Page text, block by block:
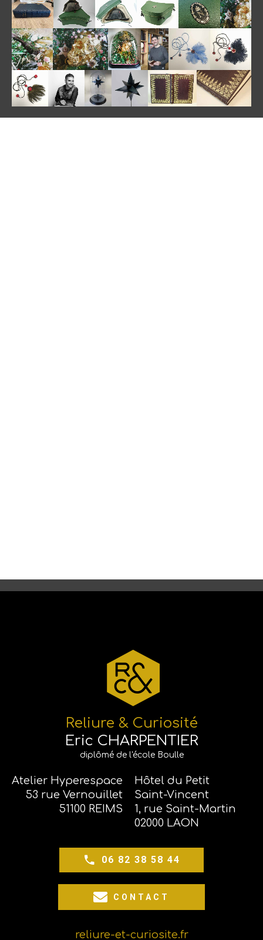
Reliure & Curiosité
Eric CHARPENTIER
diplômé de l'école Boulle
Atelier Hyperespace
53 rue Vernouillet
51100 REIMS
Hôtel du Petit
Saint-Vincent
1, rue Saint-Martin
02000 LAON
06 82 38 58 44
CONTACT
reliure-et-curiosite.fr